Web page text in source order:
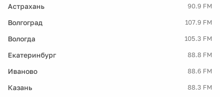
Астрахань 90.9 FM
Волгоград 107.9 FM
Вологда 105.3 FM
Екатеринбург 88.8 FM
Иваново 88.6 FM
Казань 88.3 FM